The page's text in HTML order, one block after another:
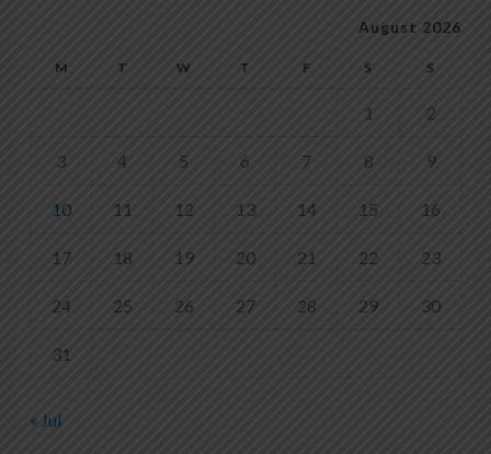
August 2026
M T W T F S S
1 2
3 4 5 6 7 8 9
10 11 12 13 14 15 16
17 18 19 20 21 22 23
24 25 26 27 28 29 30
31
« Jul